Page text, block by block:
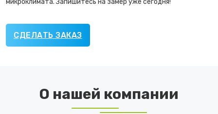
микроклимата. Запишитесь на замер уже сегодня!
СДЕЛАТЬ ЗАКАЗ
О нашей компании